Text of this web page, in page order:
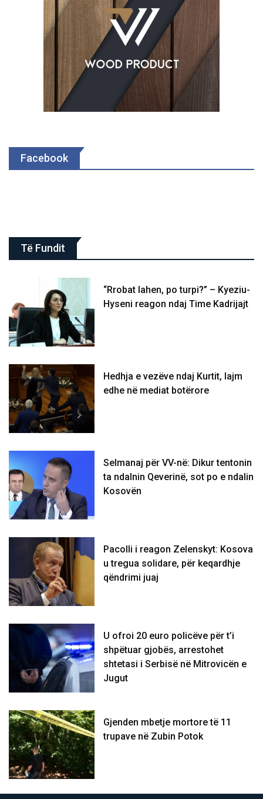
Facebook
Të Fundit
“Rrobat lahen, po turpi?” – Kyeziu-
Hyseni reagon ndaj Time Kadrijajt
Hedhja e vezëve ndaj Kurtit, lajm
edhe në mediat botërore
Selmanaj për VV-në: Dikur tentonin
ta ndalnin Qeverinë, sot po e ndalin
Kosovën
Pacolli i reagon Zelenskyt: Kosova
u tregua solidare, për keqardhje
qëndrimi juaj
U ofroi 20 euro policëve për t’i
shpëtuar gjobës, arrestohet
shtetasi i Serbisë në Mitrovicën e
Jugut
Gjenden mbetje mortore të 11
trupave në Zubin Potok